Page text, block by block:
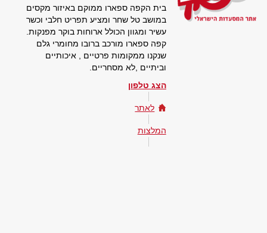
בית הקפה ספארו ממוקם באיזור מקסים
במושב טל שחר ומציע תפריט חלבי וכשר
עשיר ומגוון הכולל ארוחות בוקר מפנקות.
קפה ספארו מורכב ברובו מחומרי גלם
שנקנו ממקומות פרטיים , איכותיים
וביתיים ,לא מסחריים.
הצג טלפון
לאתר
המלצות